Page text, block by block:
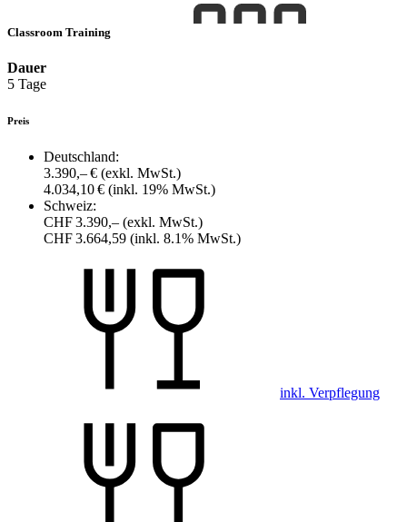
Classroom Training
Dauer
5 Tage
Preis
Deutschland:
3.390,– € (exkl. MwSt.)
4.034,10 € (inkl. 19% MwSt.)
Schweiz:
CHF 3.390,– (exkl. MwSt.)
CHF 3.664,59 (inkl. 8.1% MwSt.)
inkl. Verpflegung